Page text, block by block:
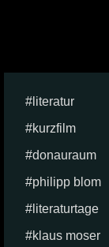
literatur
kurzfilm
donauraum
philipp blom
literaturtage
klaus moser